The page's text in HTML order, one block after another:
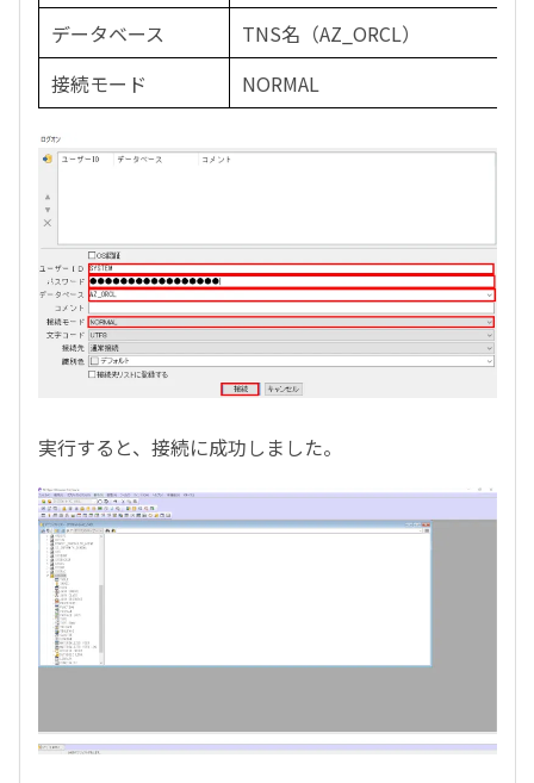
データベース
TNS名（AZ_ORCL）
接続モード
NORMAL
実行すると、接続に成功しました。